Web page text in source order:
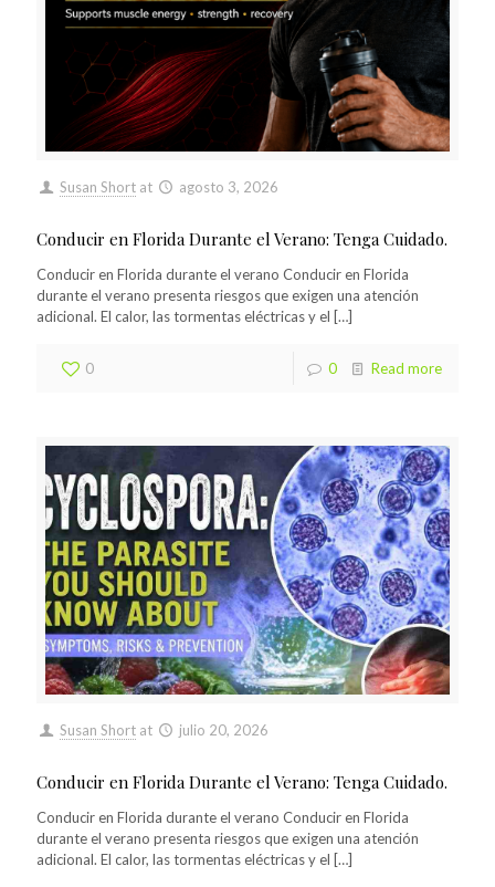
Susan Short at agosto 3, 2026
Conducir en Florida Durante el Verano: Tenga Cuidado.
Conducir en Florida durante el verano Conducir en Florida
durante el verano presenta riesgos que exigen una atención
adicional. El calor, las tormentas eléctricas y el […]
0 0 Read more
Susan Short at julio 20, 2026
Conducir en Florida Durante el Verano: Tenga Cuidado.
Conducir en Florida durante el verano Conducir en Florida
durante el verano presenta riesgos que exigen una atención
adicional. El calor, las tormentas eléctricas y el […]